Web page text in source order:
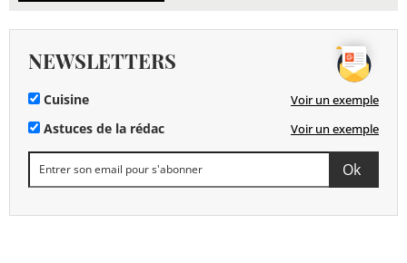
NEWSLETTERS
Cuisine Voir un exemple
Astuces de la rédac Voir un exemple